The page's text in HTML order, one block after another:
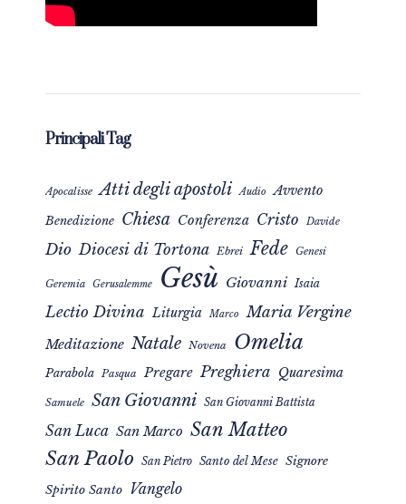
Principali Tag
Apocalisse Atti degli apostoli Audio Avvento
Benedizione Chiesa Conferenza Cristo Davide
Dio Diocesi di Tortona Ebrei Fede Genesi
Geremia Gerusalemme Gesù Giovanni Isaia
Lectio Divina Liturgia Marco Maria Vergine
Meditazione Natale Novena Omelia
Parabola Pasqua Pregare Preghiera Quaresima
Samuele San Giovanni San Giovanni Battista
San Luca San Marco San Matteo
San Paolo San Pietro Santo del Mese Signore
Spirito Santo Vangelo